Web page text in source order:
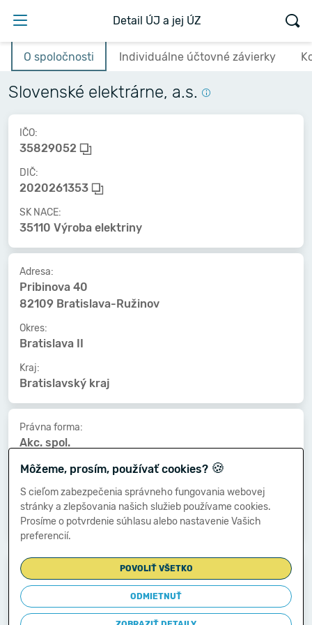
Detail ÚJ a jej ÚZ
O spoločnosti Individuálne účtovné závierky
Slovenské elektrárne, a.s.
IČO:
35829052
DIČ:
2020261353
SK NACE:
35110 Výroba elektriny
Adresa:
Pribinova 40
82109 Bratislava-Ružinov
Okres:
Bratislava II
Kraj:
Bratislavský kraj
Právna forma:
Akc. spol.
Kat. veľkosti:
Druh vlastníctva:
Medzinárodné - súkromné
Dátum vzniku:
21.01.2002
Dátum zániku:
-
Môžeme, prosím, používať cookies? 🍪
S cieľom zabezpečenia správneho fungovania webovej
stránky a zlepšovania našich služieb používame cookies.
Prosíme o potvrdenie súhlasu alebo nastavenie Vašich
preferencií.
POVOLIŤ VŠETKO
ODMIETNUŤ